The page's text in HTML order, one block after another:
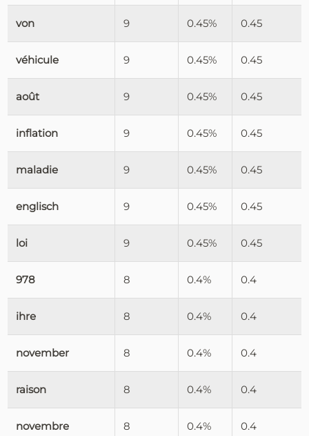
von 9 0.45% 0.45
véhicule 9 0.45% 0.45
août 9 0.45% 0.45
inflation 9 0.45% 0.45
maladie 9 0.45% 0.45
englisch 9 0.45% 0.45
loi 9 0.45% 0.45
978 8 0.4% 0.4
ihre 8 0.4% 0.4
november 8 0.4% 0.4
raison 8 0.4% 0.4
novembre 8 0.4% 0.4